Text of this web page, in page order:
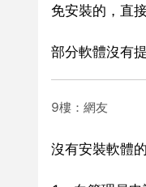
免安裝的，直
部分軟體沒有
9樓：網友
沒有安裝軟體